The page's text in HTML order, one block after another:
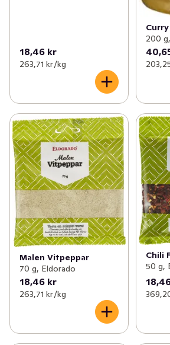
18,46 kr
263,71 kr /kg
200
Malen Vitpeppar
70 g, Eldorado
18,46 kr
263,71 kr /kg
Chili
50 g,